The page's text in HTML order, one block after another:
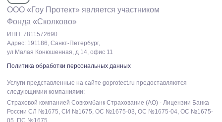
ООО «Гоу Протект» является участником
Фонда «Сколково»
ИНН: 7811572690
Адрес: 191186, Санкт-Петербург,
ул Малая Конюшенная, д 14, офис 11
Политика обработки персональных данных
Услуги представленные на сайте goprotect.ru предоставляются
следующимии компаниями:
Cтраховой компанией Cовкомбанк Страхование (АО) - Лицензии Банка
России СЛ №1675, СИ №1675, ОС №1675-03, ОС №1675-04, ОС №1675-
05, ПС №1675.